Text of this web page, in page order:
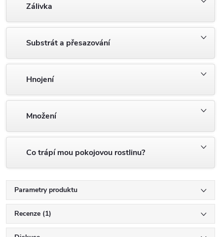
Zálivka
Substrát a přesazování
Hnojení
Množení
Co trápí mou pokojovou rostlinu?
Parametry produktu
Recenze (1)